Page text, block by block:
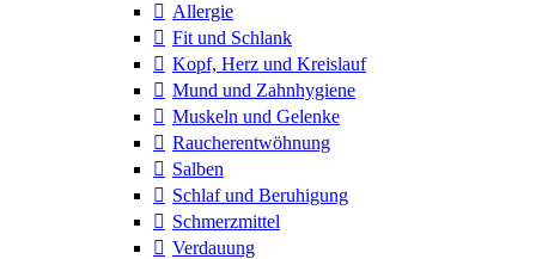
Allergie
Fit und Schlank
Kopf, Herz und Kreislauf
Mund und Zahnhygiene
Muskeln und Gelenke
Raucherentwöhnung
Salben
Schlaf und Beruhigung
Schmerzmittel
Verdauung